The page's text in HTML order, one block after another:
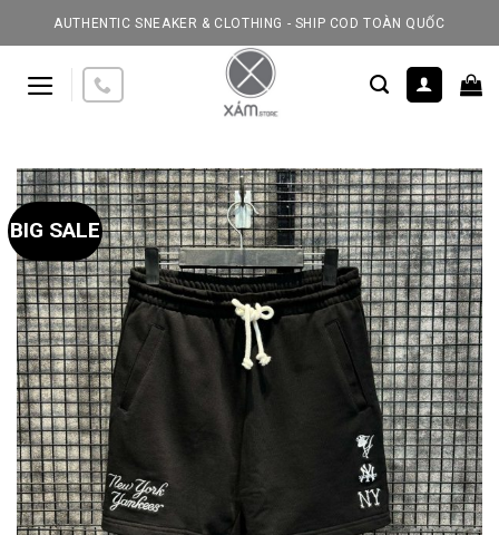
to
AUTHENTIC SNEAKER & CLOTHING - SHIP COD TOÀN QUỐC
BIG SALE